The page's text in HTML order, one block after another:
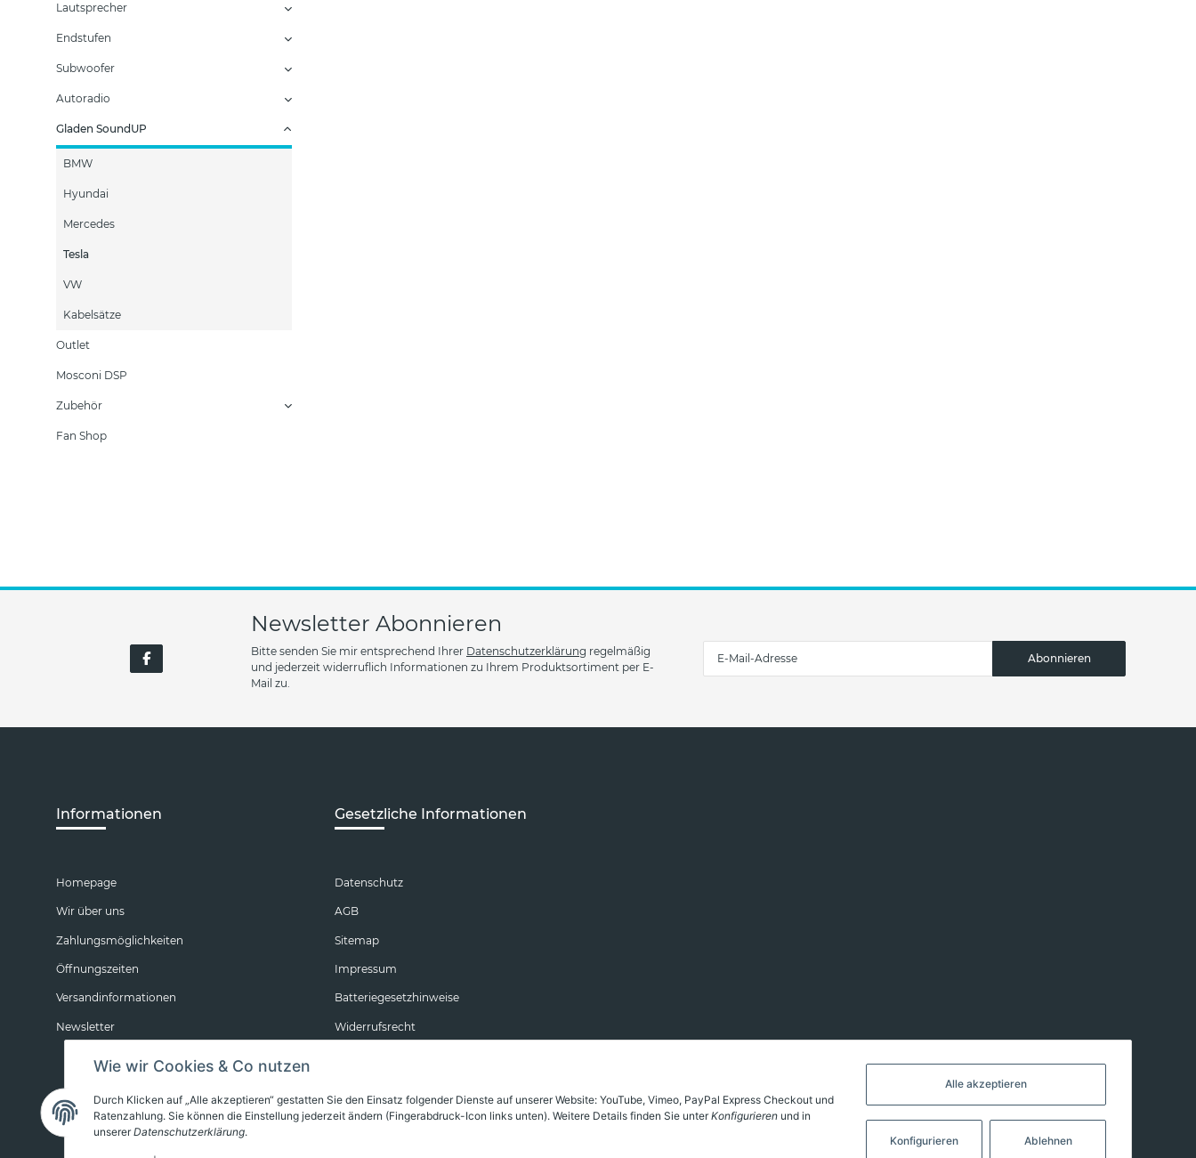
Lautsprecher
Endstufen
Subwoofer
Autoradio
Gladen SoundUP
BMW
Hyundai
Mercedes
Tesla
VW
Kabelsätze
Outlet
Mosconi DSP
Zubehör
Fan Shop
Newsletter Abonnieren
Bitte senden Sie mir entsprechend Ihrer Datenschutzerklärung regelmäßig
und jederzeit widerruflich Informationen zu Ihrem Produktsortiment per E-
Mail zu.
Abonnieren
Informationen
Homepage
Wir über uns
Zahlungsmöglichkeiten
Öffnungszeiten
Versandinformationen
Newsletter
Gesetzliche Informationen
Datenschutz
AGB
Sitemap
Impressum
Batteriegesetzhinweise
Widerrufsrecht
Wie wir Cookies & Co nutzen
Durch Klicken auf „Alle akzeptieren“ gestatten Sie den Einsatz folgender Dienste auf unserer Website: YouTube, Vimeo, PayPal Express Checkout und
Ratenzahlung. Sie können die Einstellung jederzeit ändern (Fingerabdruck-Icon links unten). Weitere Details finden Sie unterKonfigurieren und in
unsererDatenschutzerklärung.
Alle akzeptieren
Konfigurieren Ablehnen